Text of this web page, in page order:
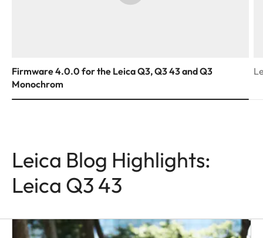
Firmware 4.0.0 for the Leica Q3, Q3 43 and Q3
Monochrom
Leica Blog Highlights:
Leica Q3 43